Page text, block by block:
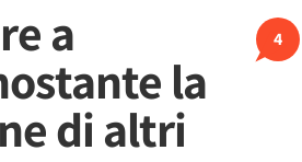
4
a
la
di altri